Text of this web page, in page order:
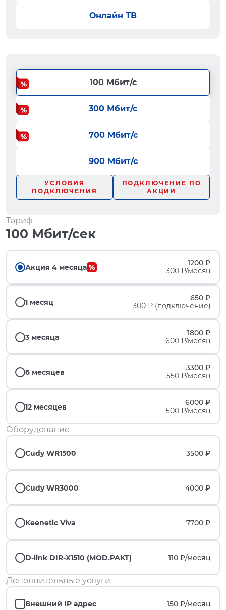
Онлайн ТВ
100 Мбит/с
300 Мбит/с
700 Мбит/с
900 Мбит/с
УСЛОВИЯ
ПОДКЛЮЧЕНИЯ
ПОДКЛЮЧЕНИЕ ПО
АКЦИИ
Тариф
100 Мбит/сек
Акция 4 месяца
1200 ₽
300 ₽/месяц
1 месяц
650 ₽
300 ₽ (подключение)
3 месяца
1800 ₽
600 ₽/месяц
6 месяцев
3300 ₽
550 ₽/месяц
12 месяцев
6000 ₽
500 ₽/месяц
Оборудование
Cudy WR1500 3500 ₽
Cudy WR3000 4000 ₽
Keenetic Viva 7700 ₽
D-link DIR-X1510 (MOD.PAKT) 110 ₽/месяц
Дополнительные услуги
Внешний IP адрес 150 ₽/месяц